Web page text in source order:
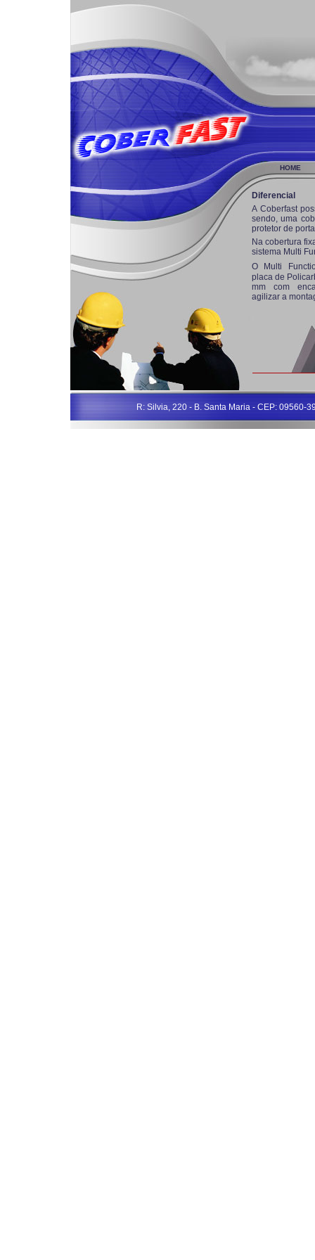
HOME
Diferencial
A Coberfast
sendo, uma
protetor de
Na cobertura
sistema Multi
O Multi
placa de
mm com
agilizar a
R: Silvia, 220 - B. Santa Maria - CEP: 09560-